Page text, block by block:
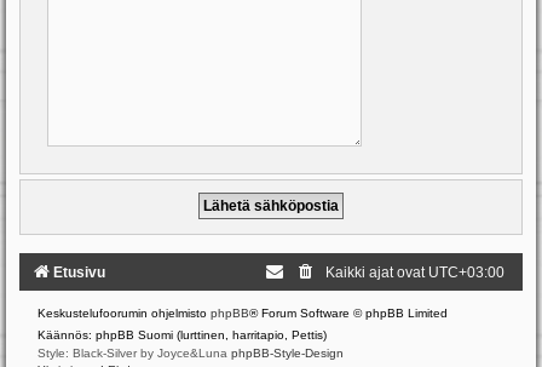
Etusivu Kaikki ajat ovat UTC+03:00
Keskustelufoorumin ohjelmisto phpBB® Forum Software © phpBB Limited
Käännös: phpBB Suomi (lurttinen, harritapio, Pettis)
Style: Black-Silver by Joyce&Luna phpBB-Style-Design